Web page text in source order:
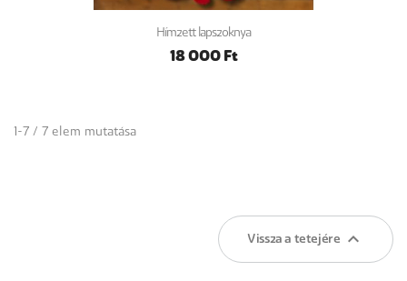
Hímzett lapszoknya
18 000 Ft
1-7 / 7 elem mutatása
Vissza a tetejére 